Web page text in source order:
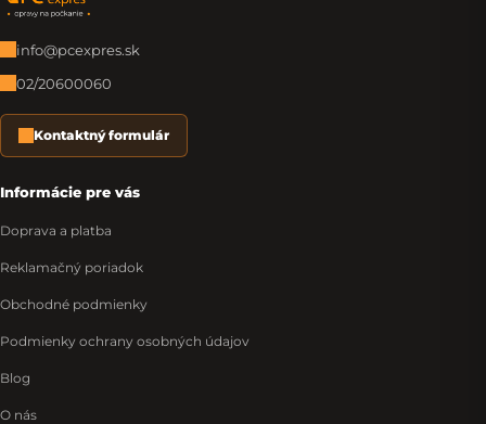
Zápätie
info@pcexpres.sk
02/20600060
Kontaktný formulár
Informácie pre vás
Doprava a platba
Reklamačný poriadok
Obchodné podmienky
Podmienky ochrany osobných údajov
Blog
O nás